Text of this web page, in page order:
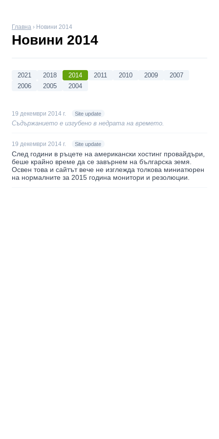
Главна › Новини 2014
Новини 2014
2021 2018 2014 2011 2010 2009
2007
2006
2005 2004
19 декември 2014 г. Site update
Съдържанието е изгубено в недрата на времето.
19 декември 2014 г. Site update
След години в ръцете на американски хостинг провайдъри,
беше крайно време да се завърнем на българска земя.
Освен това и сайтът вече не изглежда толкова миниатюрен
на нормалните за 2015 година монитори и резолюции.